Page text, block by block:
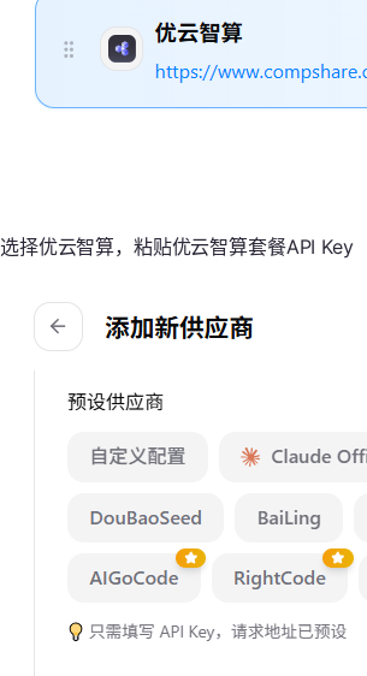
选择优云智算，粘贴优云智算套餐API Key